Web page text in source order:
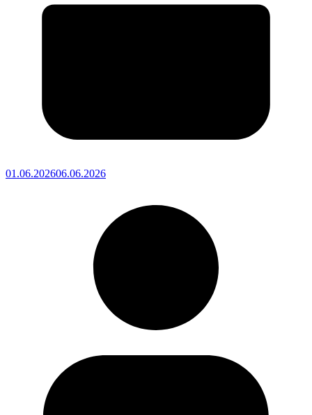
01.06.202606.06.2026